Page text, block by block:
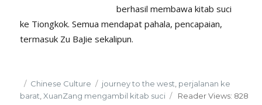
berhasil membawa kitab suci
ke Tiongkok. Semua mendapat pahala, pencapaian,
termasuk Zu BaJie sekalipun.
Posted
on
Categories
Chinese Culture Tags
journey to the west perjalanan ke
barat ,XuanZang mengambil kitab suci ReaderViews: 828